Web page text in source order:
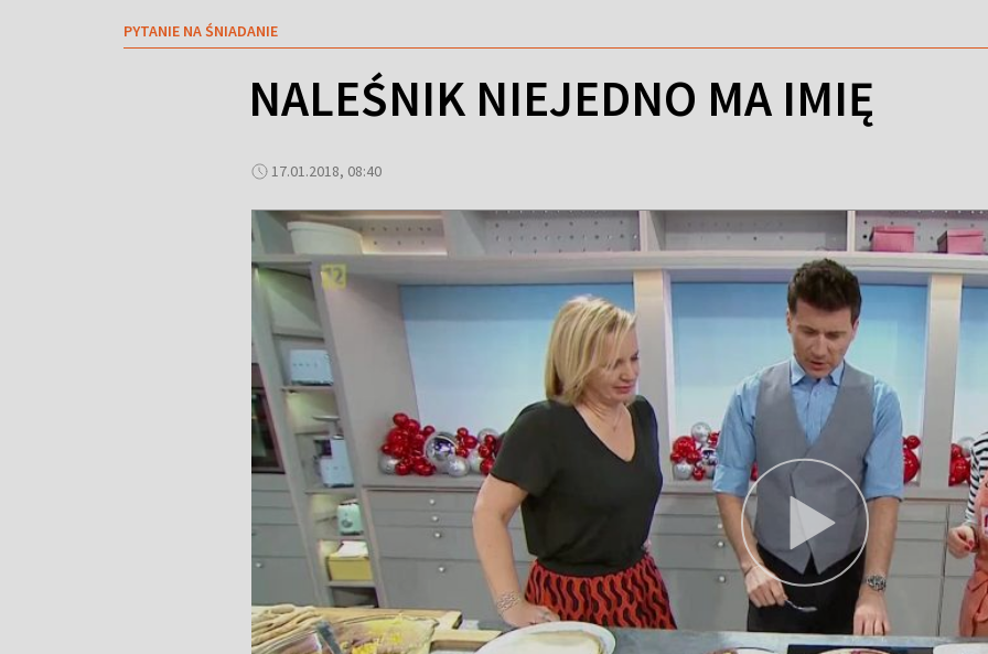
PYTANIE NA ŚNIADANIE
NALEŚNIK NIEJEDNO MA IMIĘ
17.01.2018, 08:40